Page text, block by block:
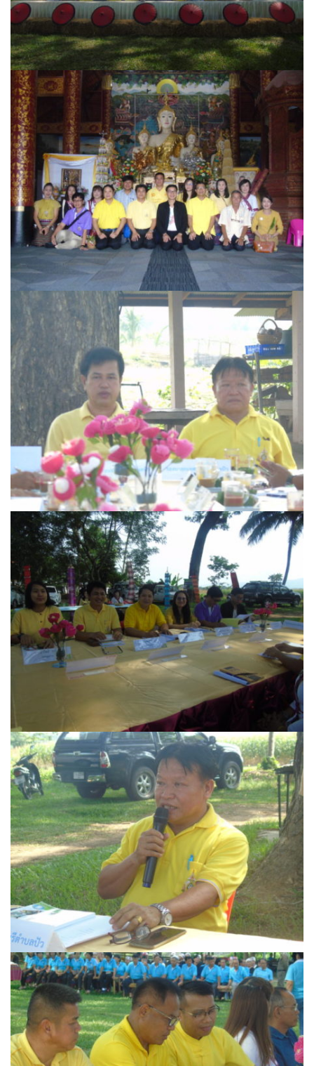
Shanti – Retreat
กรีนฮิลล์รีสอร์ท
ก๋างโต้งคอฟฟี่รีสอร์ท
ชมพูภูคารีสอร์ท
ต้นแหลงโฮมสเตย์
ตูบฮิมโต้งโฮมสเตย์
นครน่านอพาร์ทเม้น
นะลาวิวรีสอร์ท
นาต้นบัวโฮมสเตย์
น่านปัว รีสอร์ท
นาเหล่า เก๊าสลี โฮมสเตย์
นาไผ่ปัววิว
บวกบัววิวรีสอร์ท
บ้านกังหัน @ ปัวคอทเทจ
บ้านต้นคูณ
บ้านนาโฮมสเตย์
บ้านปัว ปลายนา
บ้านพักชมดอย
บ้านยลญภา
บ้านริมทุ่งรีสอร์ท
บ้านสวนศรีสุขโฮมสเตย์
ป.ปิ๊กโฮมสเตย์
ปรางค์ทองแมนชั่น
ปวินท์ศิลป์แกลอรี่แอนด์รีสอร์ท
ปัว พาโนราม่า รีสอร์ท
ปัวตรึงใจ๋ รีสอร์ท
ปัวนาน่านแคมป์ปิ้ง
ปัวพัตรา โฮเทล
ปัวพาราไดซ์เพลส
ปัวสบายรีสอร์ท
ปัวเดอวิว บูติค รีสอร์ท